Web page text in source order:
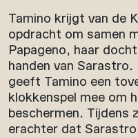
Tamino krijgt van de
opdracht om samen
Papageno, haar
handen van
geeft Tamino een
klokkenspel mee om
beschermen. Tijdens
erachter dat